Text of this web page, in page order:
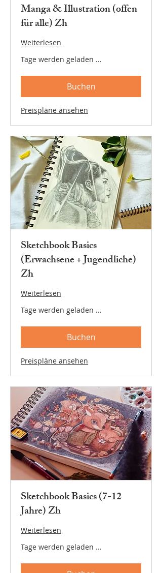
Manga & Illustration (offen
für alle) Zh
Weiterlesen
Tage werden geladen ...
Buchen
Preispläne ansehen
Sketchbook Basics
(Erwachsene + Jugendliche)
Zh
Weiterlesen
Tage werden geladen ...
Buchen
Preispläne ansehen
Sketchbook Basics (7-12
Jahre) Zh
Weiterlesen
Tage werden geladen ...